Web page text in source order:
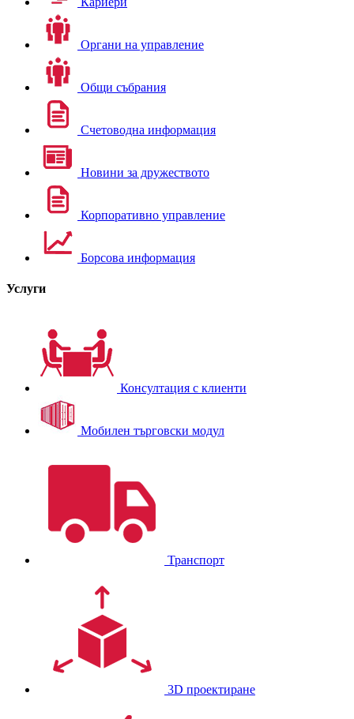
Органи на управление
Общи събрания
Счетоводна информация
Новини за дружеството
Корпоративно управление
Борсова информация
Услуги
Консултация с клиенти
Мобилен търговски модул
Транспорт
3D проектиране